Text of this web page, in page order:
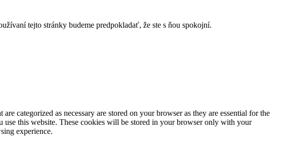
tejto stránky budeme predpokladať, že ste s ňou spokojní.
categorized as necessary are stored on your browser as they are essential for the
this website. These cookies will be stored in your browser only with your
experience.